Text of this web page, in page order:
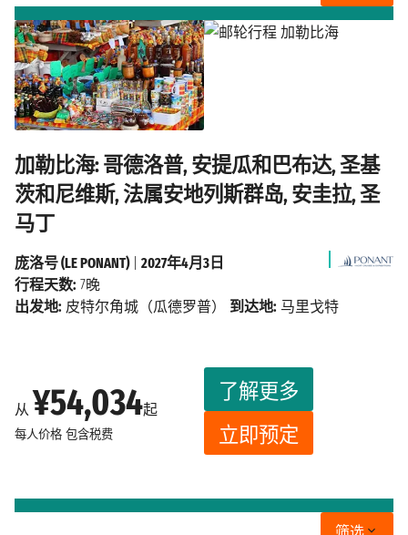
加勒比海: 哥德洛普, 安提瓜和巴布达, 圣基
茨和尼维斯, 法属安地列斯群岛, 安圭拉, 圣
马丁
从 ¥54,034起
每人价格 包含税费
了解更多
立即预定
庞洛号 (LE PONANT)| 2027年4月3日
行程天数: 7晚
出发地: 皮特尔角城（瓜德罗普） 到达地: 马里戈特